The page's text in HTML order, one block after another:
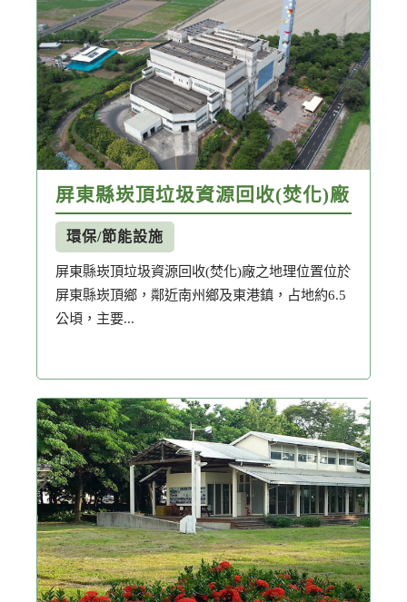
水資源及溼地 社區參與
博物館/動物園 環保/節能設施
文化資產 水土保持
循環經濟 食農教育
淨零綠生活 水資源保育
海洋保育
水土保持 節能
節水 永續發展
屏東縣崁頂垃圾資源回收(焚化)廠
環保/節能設施
屏東縣崁頂垃圾資源回收(焚化)廠之地理位置位於
屏東縣崁頂鄉，鄰近南州鄉及東港鎮，占地約6.5
公頃，主要...